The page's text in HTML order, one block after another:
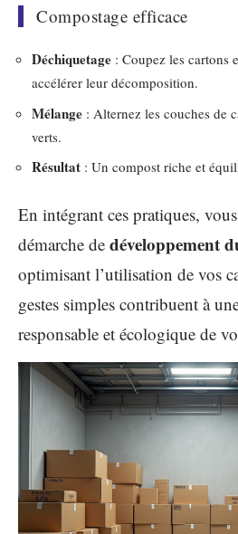
Compostage efficace
Déchiquetage : Coupez les cartons
accélérer leur décomposition.
Mélange : Alternez les couches de
verts.
Résultat : Un compost riche et
En intégrant ces pratiques,
démarche de développement
optimisant l’utilisation de vos
gestes simples contribuent à
responsable et écologique de